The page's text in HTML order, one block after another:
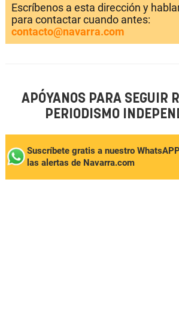
Escríbenos a esta dirección y
para contactar cuando antes:
contacto@navarra.com
APÓYANOS PARA SEGUIR
PERIODISMO
Suscríbete gratis a nuestro
las alertas de Navarra.com